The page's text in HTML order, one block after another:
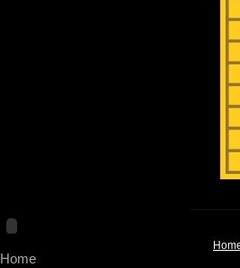
Home